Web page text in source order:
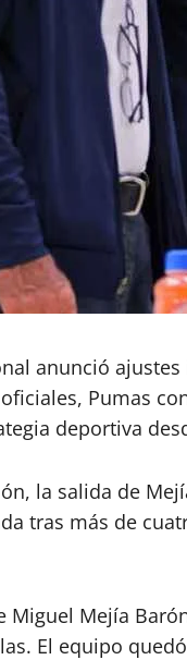
anunció
Pumas
deportiva
la salida de
tras más de
Mejía
El equipo